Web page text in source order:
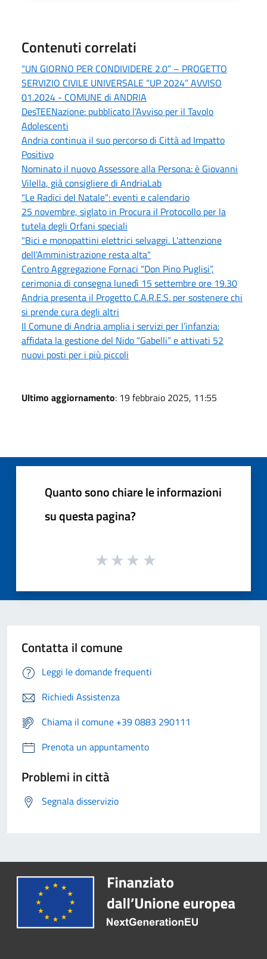
Contenuti correlati
“UN GIORNO PER CONDIVIDERE 2.0” – PROGETTO
SERVIZIO CIVILE UNIVERSALE “UP 2024” AVVISO
01.2024 - COMUNE di ANDRIA
DesTEENazione: pubblicato l’Avviso per il Tavolo
Adolescenti
Andria continua il suo percorso di Città ad Impatto
Positivo
Nominato il nuovo Assessore alla Persona: è Giovanni
Vilella, già consigliere di AndriaLab
"Le Radici del Natale": eventi e calendario
25 novembre, siglato in Procura il Protocollo per la
tutela degli Orfani speciali
"Bici e monopattini elettrici selvaggi. L'attenzione
dell'Amministrazione resta alta"
Centro Aggregazione Fornaci “Don Pino Puglisi”,
cerimonia di consegna lunedì 15 settembre ore 19.30
Andria presenta il Progetto C.A.R.E.S. per sostenere chi
si prende cura degli altri
Il Comune di Andria amplia i servizi per l’infanzia:
affidata la gestione del Nido “Gabelli” e attivati 52
nuovi posti per i più piccoli
Ultimo aggiornamento: 19 febbraio 2025, 11:55
Quanto sono chiare le informazioni
su questa pagina?
Contatta il comune
Leggi le domande frequenti
Richiedi Assistenza
Chiama il comune +39 0883 290111
Prenota un appuntamento
Problemi in città
Segnala disservizio